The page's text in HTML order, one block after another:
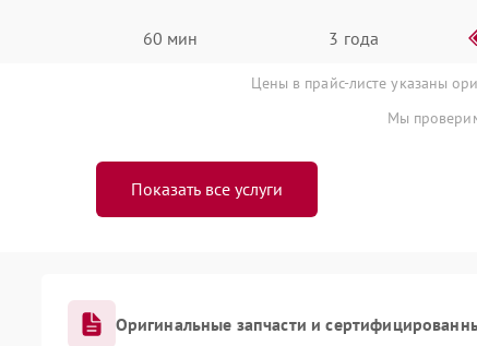
60 мин 3 года
Цены в прайс-листе указаны
Мы
Показать все услуги
Оригинальные запчасти и